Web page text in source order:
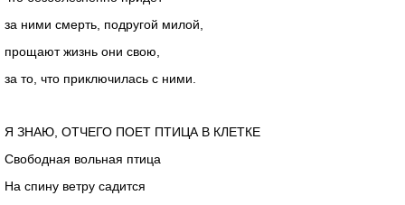
за ними смерть, подругой милой,
прощают жизнь они свою,
за то, что приключилась с ними.
Я ЗНАЮ, ОТЧЕГО ПОЕТ ПТИЦА В КЛЕТКЕ
Свободная вольная птица
На спину ветру садится